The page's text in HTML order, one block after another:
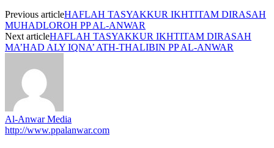
Previous articleHAFLAH TASYAKKUR IKHTITAM DIRASAH
MUHADLOROH PP AL-ANWAR
Next articleHAFLAH TASYAKKUR IKHTITAM DIRASAH
MA’HAD ALY IQNA’ ATH-THALIBIN PP AL-ANWAR
Al-Anwar Media
http://www.ppalanwar.com